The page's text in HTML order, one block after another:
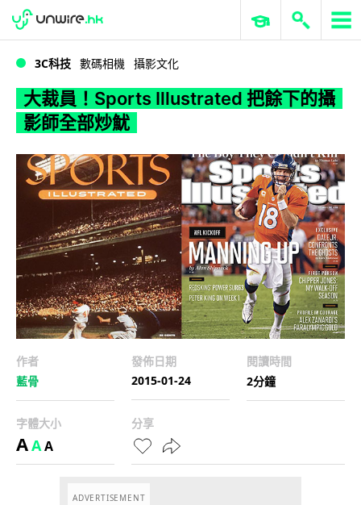
WWDC 2026 ERP 與商業 AI
3C科技 數碼相機 攝影文化
大裁員！Sports Illustrated 把餘下的攝
影師全部炒魷
作者
藍骨
發佈日期
2015-01-24
閱讀時間
2分鐘
字體大小
AAA
分享
ADVERTISEMENT